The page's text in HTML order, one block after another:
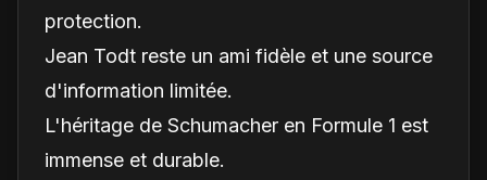
protection.
Jean Todt reste un ami fidèle et une source
d'information limitée.
L'héritage de Schumacher en Formule 1 est
immense et durable.